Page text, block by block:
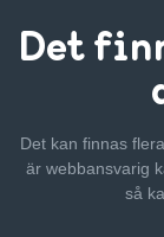
Det
Det kan finnas
är webbansvarig
så